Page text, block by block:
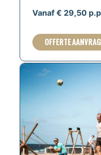
Vanaf € 29,50
OFFERTE